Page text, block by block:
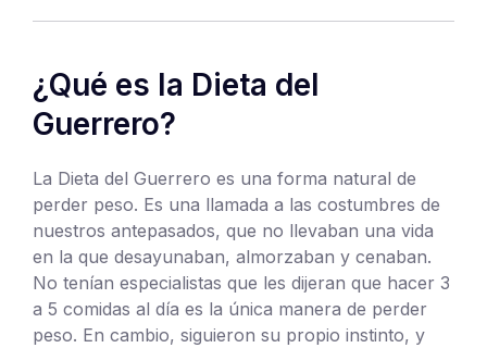
¿Qué es la Dieta del
Guerrero?
La Dieta del Guerrero es una forma natural de
perder peso. Es una llamada a las costumbres de
nuestros antepasados, que no llevaban una vida
en la que desayunaban, almorzaban y cenaban.
No tenían especialistas que les dijeran que hacer 3
a 5 comidas al día es la única manera de perder
peso. En cambio, siguieron su propio instinto, y